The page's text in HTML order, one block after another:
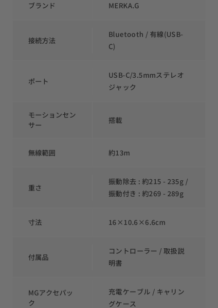
ブランド MERKA.G
接続方法
Bluetooth / 有線(USB-
C)
ポート
USB-C/3.5mmステレオ
ジャック
モーションセン
サー
搭載
無線範囲 約13m
重さ
振動除去 : 約215 - 235g /
振動付き : 約269 - 289g
寸法 16×10.6×6.6cm
付属品
コントローラー / 取扱説
明書
MGアクセパッ
ク
充電ケーブル / キャリン
グケース